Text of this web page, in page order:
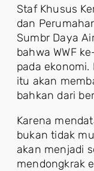
Staf Khusus
dan
Sumbr Daya
bahwa WWF
pada
itu akan
bahkan dari
Karena
bukan tidak
akan menjadi
mendongkrak